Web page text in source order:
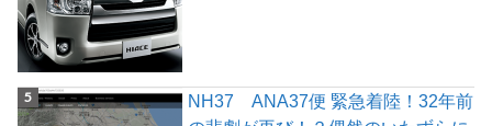
NH37 ANA37便 緊急着陸！32年前